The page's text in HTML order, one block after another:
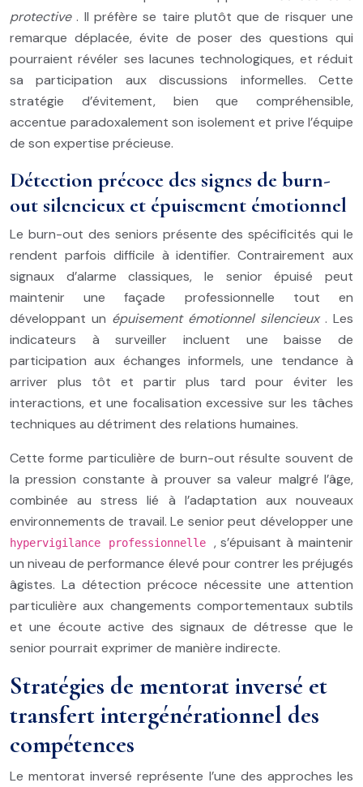
protective. Il préfère se taire plutôt que de risquer une
remarque déplacée, évite de poser des questions qui
pourraient révéler ses lacunes technologiques, et réduit
sa participation aux discussions informelles. Cette
stratégie d’évitement, bien que compréhensible,
accentue paradoxalement son isolement et prive l’équipe
de son expertise précieuse.
Détection précoce des signes de burn-
out silencieux et épuisement émotionnel
Le burn-out des seniors présente des spécificités qui le
rendent parfois difficile à identifier. Contrairement aux
signaux d’alarme classiques, le senior épuisé peut
maintenir une façade professionnelle tout en
développant un épuisement émotionnel silencieux . Les
indicateurs à surveiller incluent une baisse de
participation aux échanges informels, une tendance à
arriver plus tôt et partir plus tard pour éviter les
interactions, et une focalisation excessive sur les tâches
techniques au détriment des relations humaines.
Cette forme particulière de burn-out résulte souvent de
la pression constante à prouver sa valeur malgré l’âge,
combinée au stress lié à l’adaptation aux nouveaux
environnements de travail. Le senior peut développer une
hypervigilance professionnelle , s’épuisant à maintenir
un niveau de performance élevé pour contrer les préjugés
âgistes. La détection précoce nécessite une attention
particulière aux changements comportementaux subtils
et une écoute active des signaux de détresse que le
senior pourrait exprimer de manière indirecte.
Stratégies de mentorat inversé et
transfert intergénérationnel des
compétences
Le mentorat inversé représente l’une des approches les